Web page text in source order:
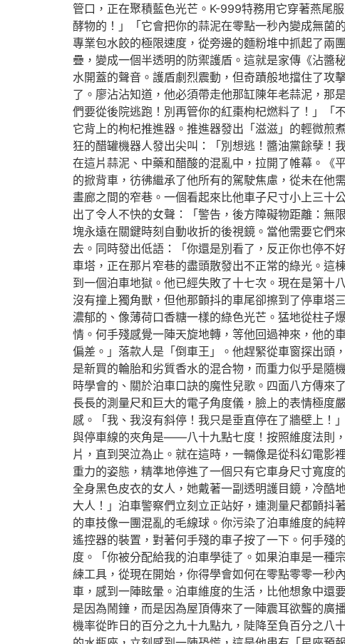
管口，正在聚積藍色光芒。K-999特務用它穿著燕尾
酵物的！」「它會把你的蒜泥在零點一秒內變成無菌
專業包水餃的極限速度，從旁邊的麵粉堆中抓起了兩
疊，變成一個半透明的防禦護盾。這就是家傳《沾醬
水開蓋的聲音。護盾劇烈震動，但奇蹟般地擋住了攻
了。廖沾沾知道，他必須帶走他那缸陳年老蒜泥，那
們要從後院逃跑！別再管你的紅棗枸杞燃料了！」「
它背上的枸杞推進器。推進器發出「滋滋」的輕微煎
狂的醋罐機器人發出尖叫：「別想逃！醬油黨餘孽！
在這片蒜泥、中藥和醋酸的混亂中，拉開了帷幕。《
的掀背車，彷彿繼承了他所有的駕駛焦慮，從未在他
畫廊之間的窄巷。一個看起來比他車子尺寸小上三十
出了令人不快的女聲：「警告，後方障礙物距離：無
塊永遠在關鍵時刻自動收折的後視鏡。當他需要它們
去。同時發出低語：「你還是別看了，反正你也停不
車塔，正在那片窄巷的盡頭散發出不正常的綠光。這
到一個泊車地獄。他已經失敗了十七次。現在是第十
沒有撞上獨角獸，但他那顫抖的車尾卻擦到了停車塔
濃郁的、像薄荷口香糖一樣的綠色光芒。猛地從柱子
情。何手殘感覺一陣天旋地轉，等他回過神來，他
偏差。」落款人是「倒車王」。他趕緊從車窗探出頭
是新買的輪胎和劣質香水的混合物，而重力似乎是隨
時學會的、關於泊車口訣的魔性兒歌。四面八方傳來
長長的測量尺和巨大的電子角度儀，臉上的表情極度
感。「我、我沒有斜停！我只是垂直停在了牆壁上！
與停車線的夾角是——八十九點七度！按照維度法則
片，直到哭泣為止。就在這時，一輛像是從科幻電影
重力的姿態，精準地停進了一個只有它車身尺寸寬度
全身黑色皮衣的女人，她戴著一副透明護目鏡，冷酷
大人！」泊車警察們立刻立正站好，連測量尺都顫抖
的車技像一團混亂的毛線球。你污染了泊車維度的
遙控器的裝置，對著何手殘的車子按了一下。何手
度。「你被分配給我的泊車學徒了。如果泊車是一種
練工具，從現在開始，你得學會如何在零點零零一秒
車，感到一陣眩暈。泊車維度的生活，比他想象中還
是因為鬧鐘，而是因為屋頂傳來了一陣震耳欲聾的廣
機率從昨日的百分之九十九點九，陡降至負百分之八